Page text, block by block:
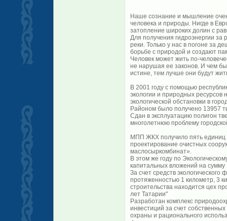
Наше сознание и мышление
человека и природы. Нигде в
затопление широких долин с
Для получения гидроэнергии
реки. Только у нас в погоне за
борьбе с природой и создают
Человек может жить по-
не нарушая ее законов. И чем
истине, тем лучше они будут
В 2001 году с помощью
экологии и природных
экологической обстановки в
Районом было получено 13957
Сдан в эксплуатацию полигон
многолетнюю проблему
МПП ЖКХ получило пять единиц
проектирование очистных
маслосыркомбинат».
В этом же году по
капитальных вложений на сумму
За счет средств
протяженностью 1 километр, 3
строительства находится цех
лет Татарии"
Разработан комплекс
инвестиций за счет
охраны и рационального